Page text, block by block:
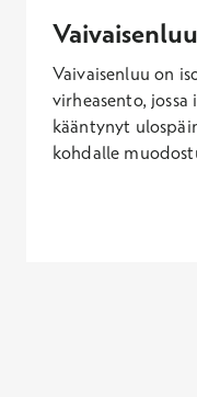
Vaivaisenluu
Vaivaisenluu on
virheasento, jossa
kääntynyt
kohdalle
oikaistaan.